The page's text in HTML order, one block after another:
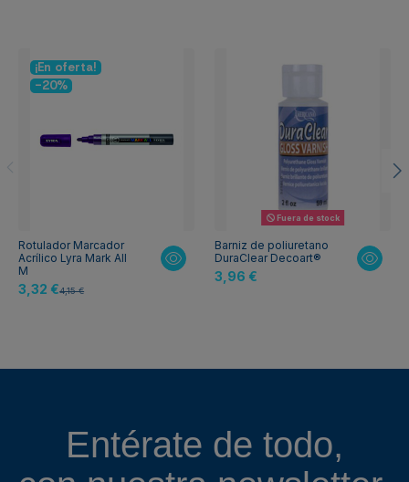
¡En oferta!
-20%
Rotulador Marcador
Acrílico Lyra Mark All
M
3,32 €4,15 €
Fuera de stock
Barniz de poliuretano
DuraClear Decoart®
3,96 €
Entérate de todo,